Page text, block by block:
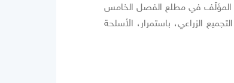
حيث كتب المؤلّف في مطلع الفصل الخامس
الزراعي، باستمرار، الأسلحة